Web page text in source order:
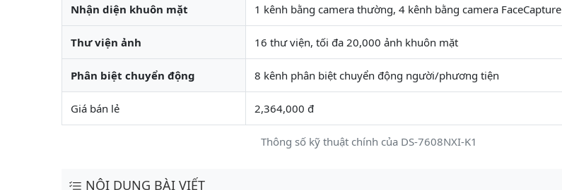
Thông số kỹ thuật chính của DS-7608NXI-K1
Nhận diện khuôn mặt 1 kênh bằng camera thường, 4 kênh bằng camera FaceCapture
Thư viện ảnh 16 thư viện, tối đa 20,000 ảnh khuôn mặt
Phân biệt chuyển động 8 kênh phân biệt chuyển động người/phương tiện
Giá bán lẻ 2,364,000 đ
NỘI DUNG BÀI VIẾT